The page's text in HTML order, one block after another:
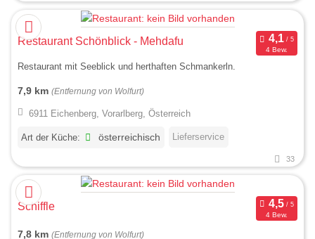
Restaurant Schönblick - Mehdafu
4 Bew.
Restaurant mit Seeblick und herthaften Schmankerln.
7,9 km (Entfernung von Wolfurt)
6911 Eichenberg, Vorarlberg, Österreich
Art der Küche: österreichisch Lieferservice
33
Schiffle
4 Bew.
7,8 km (Entfernung von Wolfurt)